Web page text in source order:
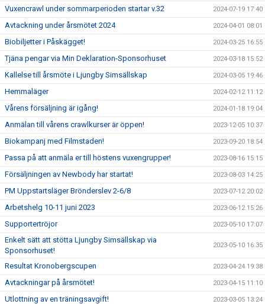
Vuxencrawl under sommarperioden startar v.32 2024-07-19 17:40
Avtackning under årsmötet 2024 2024-04-01 08:01
Biobiljetter i Påskägget! 2024-03-25 16:55
Tjäna pengar via Min Deklaration-Sponsorhuset 2024-03-18 15:52
Kallelse till årsmöte i Ljungby Simsällskap 2024-03-05 19:46
Hemmaläger 2024-02-12 11:12
Vårens försäljning är igång! 2024-01-18 19:04
Anmälan till vårens crawlkurser är öppen! 2023-12-05 10:37
Biokampanj med Filmstaden! 2023-09-20 18:54
Passa på att anmäla er till höstens vuxengrupper! 2023-08-16 15:15
Försäljningen av Newbody har startat! 2023-08-03 14:25
PM Uppstartsläger Brönderslev 2-6/8 2023-07-12 20:02
Arbetshelg 10-11 juni 2023 2023-06-12 15:26
Supportertröjor 2023-05-10 17:07
Enkelt sätt att stötta Ljungby Simsällskap via
Sponsorhuset!
2023-05-10 16:35
Resultat Kronobergscupen 2023-04-24 19:38
Avtackningar på årsmötet! 2023-04-15 11:10
Utlottning av en träningsavgift! 2023-03-05 13:24